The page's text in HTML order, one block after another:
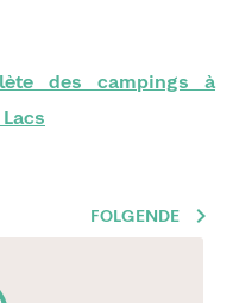
des campings à
FOLGENDE